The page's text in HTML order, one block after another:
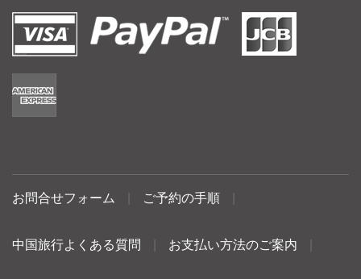
お問合せフォーム ご予約の手順
中国旅行よくある質問 お支払い方法のご案内